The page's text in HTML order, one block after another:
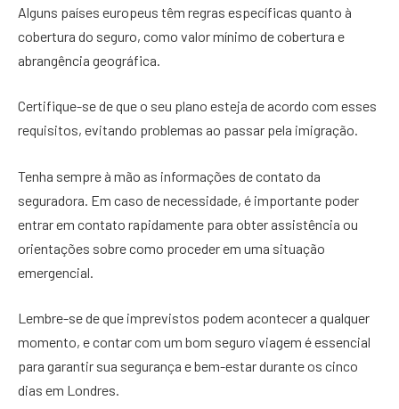
Alguns países europeus têm regras específicas quanto à
cobertura do seguro, como valor mínimo de cobertura e
abrangência geográfica.
Certifique-se de que o seu plano esteja de acordo com esses
requisitos, evitando problemas ao passar pela imigração.
Tenha sempre à mão as informações de contato da
seguradora. Em caso de necessidade, é importante poder
entrar em contato rapidamente para obter assistência ou
orientações sobre como proceder em uma situação
emergencial.
Lembre-se de que imprevistos podem acontecer a qualquer
momento, e contar com um bom seguro viagem é essencial
para garantir sua segurança e bem-estar durante os cinco
dias em Londres.